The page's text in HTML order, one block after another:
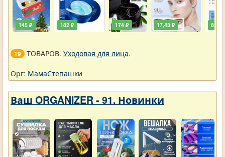
145 ₽ 182 ₽ 174 ₽ 17,43 ₽ 8,72
19 ТОВАРОВ. Уходовая для лица.
Орг: МамаСтепашки
Ваш ORGANIZER - 91. Новинки